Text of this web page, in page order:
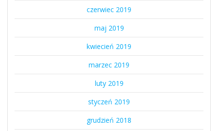
czerwiec 2019
maj 2019
kwiecień 2019
marzec 2019
luty 2019
styczeń 2019
grudzień 2018